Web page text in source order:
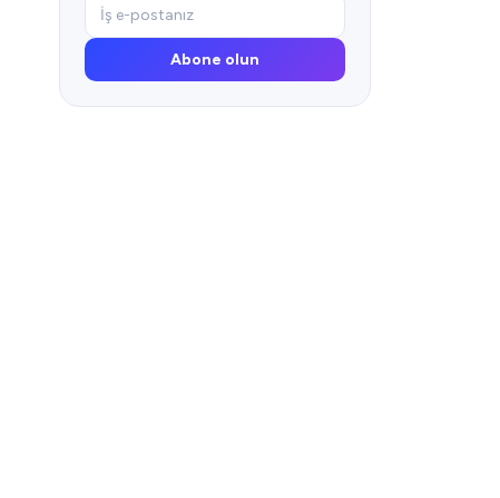
Abone olun